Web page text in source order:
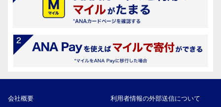
会社概要
利用者情報の外部送信について